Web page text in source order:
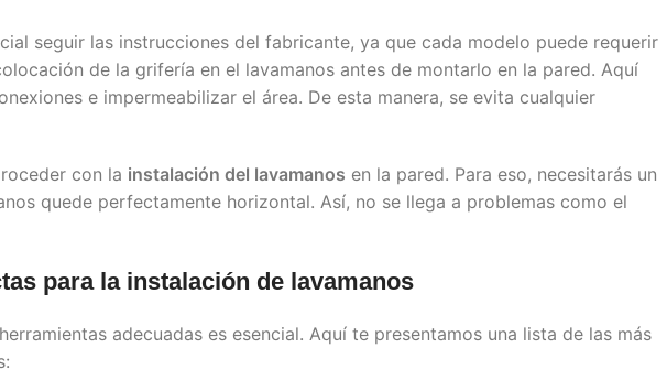
seguir las instrucciones del fabricante, ya que cada modelo puede requerir
de la grifería en el lavamanos antes de montarlo en la pared. Aquí
e impermeabilizar el área. De esta manera, se evita cualquier
con la instalación del lavamanos en la pared. Para eso, necesitarás un
quede perfectamente horizontal. Así, no se llega a problemas como el
para la instalación de lavamanos
adecuadas es esencial. Aquí te presentamos una lista de las más